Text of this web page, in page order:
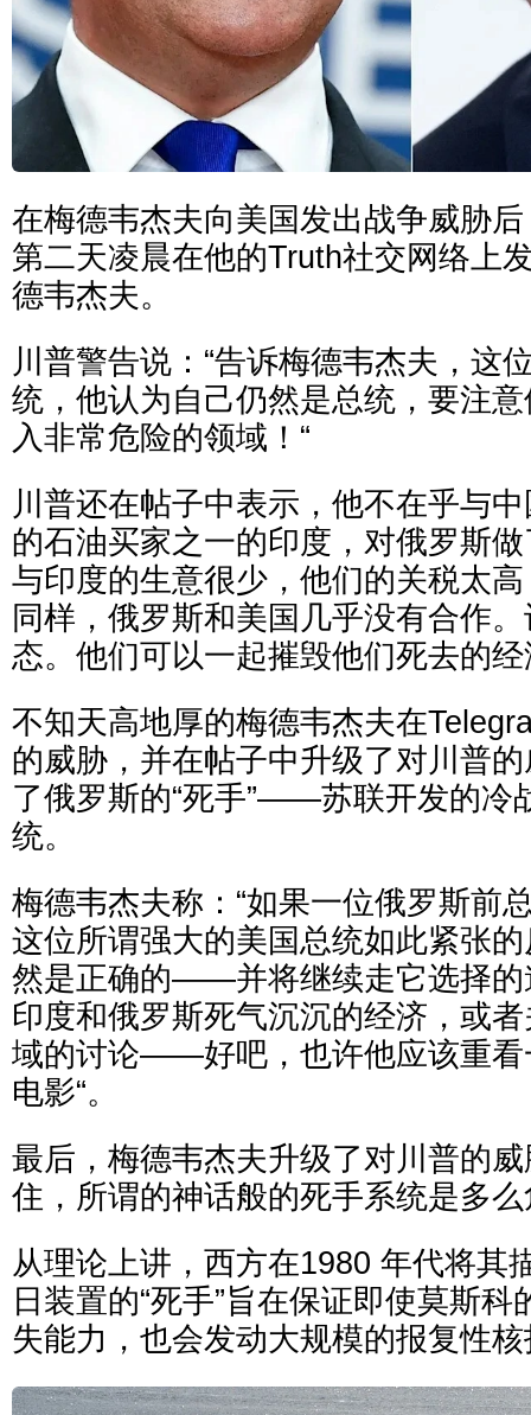
在梅德韦杰夫向美国发出战争威胁
第二天凌晨在他的Truth社交网络上
德韦杰夫。
川普警告说：“告诉梅德韦杰夫，这
统，他认为自己仍然是总统，要注
入非常危险的领域！“
川普还在帖子中表示，他不在乎与
的石油买家之一的印度，对俄罗斯
与印度的生意很少，他们的关税太
同样，俄罗斯和美国几乎没有合作
态。他们可以一起摧毁他们死去的经
不知天高地厚的梅德韦杰夫在
的威胁，并在帖子中升级了对川普
了俄罗斯的“死手”——苏联开发的冷
统。
梅德韦杰夫称：“如果一位俄罗斯前
这位所谓强大的美国总统如此紧张
然是正确的——并将继续走它选择的
印度和俄罗斯死气沉沉的经济，或
域的讨论——好吧，也许他应该重看
电影“。
最后，梅德韦杰夫升级了对川普的
住，所谓的神话般的死手系统是多么
从理论上讲，西方在1980 年代将其
日装置的“死手”旨在保证即使莫斯
失能力，也会发动大规模的报复性